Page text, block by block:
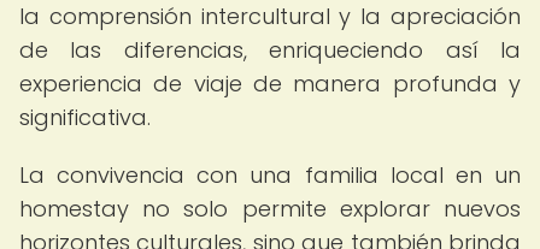
la comprensión intercultural y la apreciación
de las diferencias, enriqueciendo así la
experiencia de viaje de manera profunda y
significativa.
La convivencia con una familia local en un
homestay no solo permite explorar nuevos
horizontes culturales, sino que también brinda